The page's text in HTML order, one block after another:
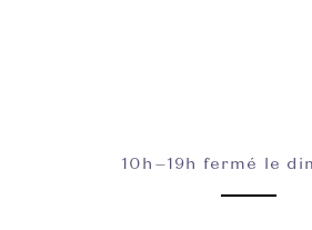
10h–19h fermé le